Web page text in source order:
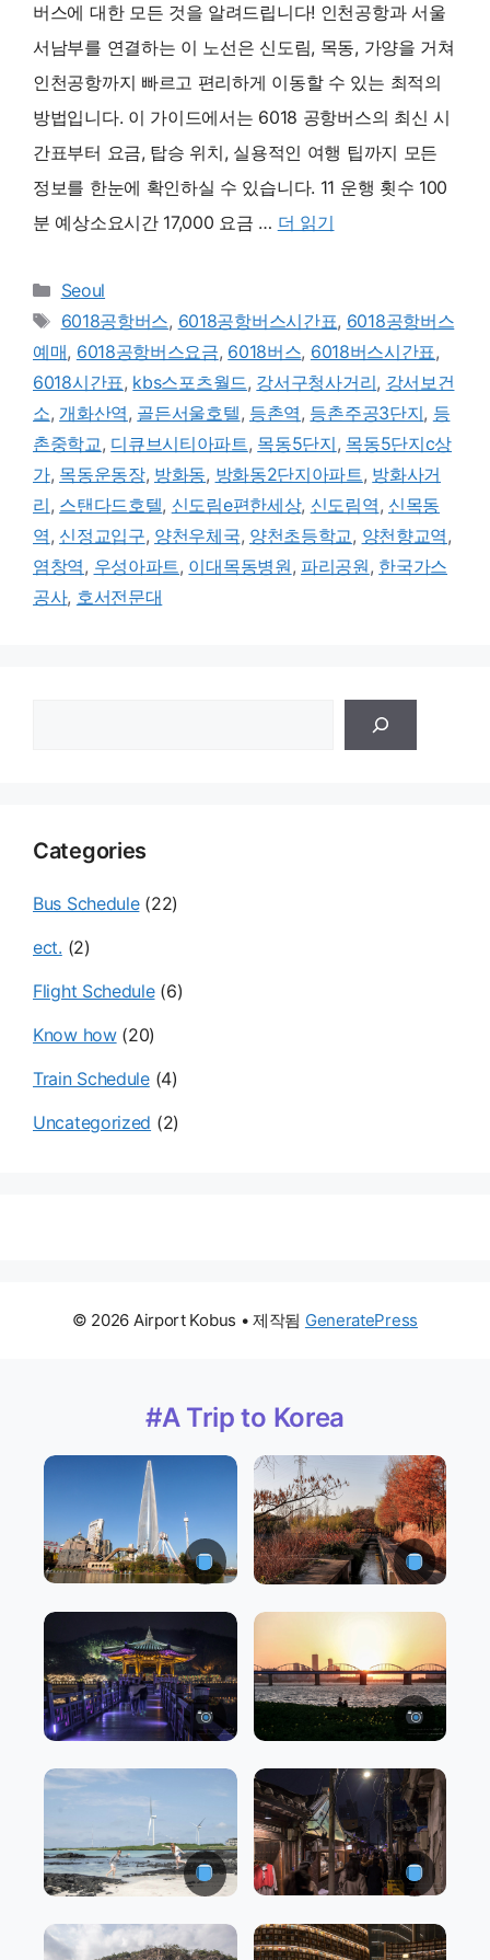
버스에 대한 모든 것을 알려드립니다! 인천공항과 서울
서남부를 연결하는 이 노선은 신도림, 목동, 가양을 거쳐
인천공항까지 빠르고 편리하게 이동할 수 있는 최적의
방법입니다. 이 가이드에서는 6018 공항버스의 최신 시
간표부터 요금, 탑승 위치, 실용적인 여행 팁까지 모든
정보를 한눈에 확인하실 수 있습니다. 11 운행 횟수 100
분 예상소요시간 17,000 요금 … 더 읽기
카
테
고
리
Seoul
태
그
6018공항버스, 6018공항버스시간표, 6018공항버스
예매, 6018공항버스요금, 6018버스, 6018버스시간표,
6018시간표, kbs스포츠월드, 강서구청사거리, 강서보건
소, 개화산역, 골든서울호텔, 등촌역, 등촌주공3단지, 등
촌중학교, 디큐브시티아파트, 목동5단지, 목동5단지c상
가, 목동운동장, 방화동, 방화동2단지아파트, 방화사거
리, 스탠다드호텔, 신도림e편한세상, 신도림역, 신목동
역, 신정교입구, 양천우체국, 양천초등학교, 양천향교역,
염창역, 우성아파트, 이대목동병원, 파리공원, 한국가스
공사, 호서전문대
Categories
Bus Schedule(22)
ect. (2)
Flight Schedule(6)
Know how(20)
Train Schedule(4)
Uncategorized (2)
© 2026 Airport Kobus • 제작됨 GeneratePress
#A Trip to Korea